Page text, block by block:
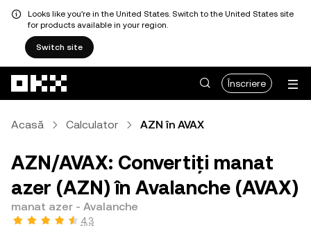
Looks like you're in the United States. Switch to the United States site
for products available in your region.
Switch site
Înscriere
Acasă Calculator AZN în AVAX
AZN/AVAX: Convertiți manat
azer (AZN) în Avalanche (AVAX)
manat azer - Avalanche
4,3